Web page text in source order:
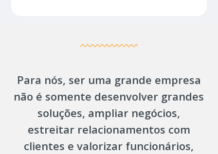
Para nós, ser uma grande empresa
não é somente desenvolver grandes
soluções, ampliar negócios,
estreitar relacionamentos com
clientes e valorizar funcionários,